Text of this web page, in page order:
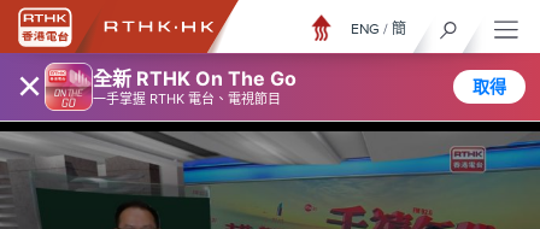
× 全新 RTHK On The Go
一手掌握 RTHK 電台、電視節目
取得
ENG / 簡